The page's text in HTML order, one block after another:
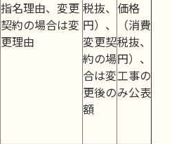
指名理由、変更
契約の場合は変
更理由
税抜、
円）、
変更契
約の場
合は変
更後の
額
価格
（消費
税抜、
円）、
工事の
み公表